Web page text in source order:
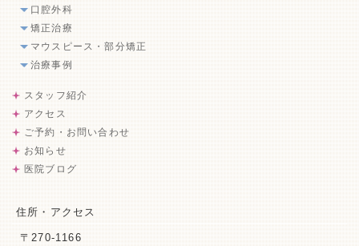
口腔外科
矯正治療
マウスピース・部分矯正
治療事例
スタッフ紹介
アクセス
ご予約・お問い合わせ
お知らせ
医院ブログ
住所・アクセス
〒270-1166